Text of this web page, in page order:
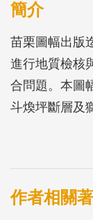
簡介
苗栗圖幅出版
進行地質檢核
合問題。本圖
斗煥坪斷層及
位置及增補
的接觸關係，
面圖等。
作者相關